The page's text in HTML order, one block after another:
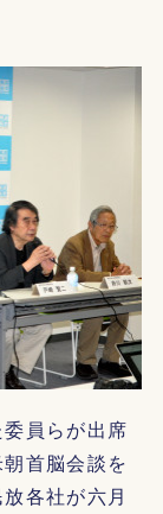
員らが出席
首脳会談を
各社が六月